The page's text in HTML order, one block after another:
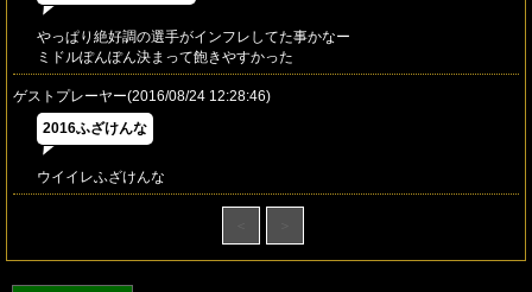
やっぱり絶好調の選手がインフレしてた事かなー
ミドルぽんぽん決まって飽きやすかった
ゲストプレーヤー(2016/08/24 12:28:46)
2016ふざけんな
ウイイレふざけんな